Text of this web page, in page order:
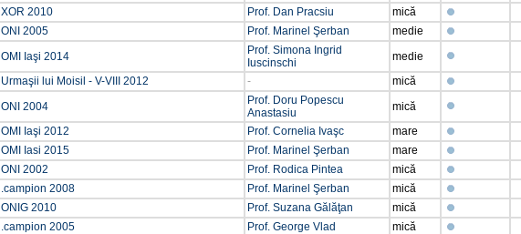
XOR 2010 Prof. Dan Pracsiu mică
ONI 2005 Prof. Marinel Şerban medie
OMI Iaşi 2014
Prof. Simona Ingrid
Iuscinschi
medie
Urmaşii lui Moisil - V-VIII 2012 - mică
ONI 2004
Prof. Doru Popescu
Anastasiu
mică
OMI Iaşi 2012 Prof. Cornelia Ivaşc mare
OMI Iasi 2015 Prof. Marinel Şerban mare
ONI 2002 Prof. Rodica Pintea mică
.campion 2008 Prof. Marinel Şerban mică
ONIG 2010 Prof. Suzana Gălăţan mică
.campion 2005 Prof. George Vlad mică